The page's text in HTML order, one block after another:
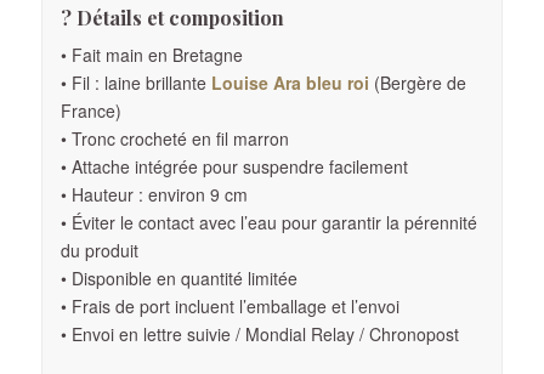
? Détails et composition
• Fait main en Bretagne
• Fil : laine brillante Louise Ara bleu roi (Bergère de
France)
• Tronc crocheté en fil marron
• Attache intégrée pour suspendre facilement
• Hauteur : environ 9 cm
• Éviter le contact avec l’eau pour garantir la pérennité
du produit
• Disponible en quantité limitée
• Frais de port incluent l’emballage et l’envoi
• Envoi en lettre suivie / Mondial Relay / Chronopost